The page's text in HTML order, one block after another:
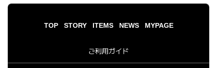
TOP STORY ITEMS NEWS MYPAGE
ご利用ガイド